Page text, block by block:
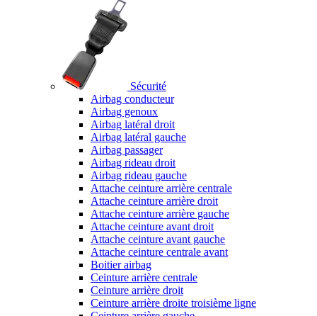
Sécurité
Airbag conducteur
Airbag genoux
Airbag latéral droit
Airbag latéral gauche
Airbag passager
Airbag rideau droit
Airbag rideau gauche
Attache ceinture arrière centrale
Attache ceinture arrière droit
Attache ceinture arrière gauche
Attache ceinture avant droit
Attache ceinture avant gauche
Attache ceinture centrale avant
Boitier airbag
Ceinture arrière centrale
Ceinture arrière droit
Ceinture arrière droite troisième ligne